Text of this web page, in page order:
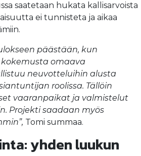
saatetaan hukata kallisarvoista
ei tunnisteta ja aikaa
päästään, kun
omaava
neuvotteluihin alusta
roolissa. Tällöin
vaaranpaikat ja valmistelut
Projekti saadaan myös
Tomi summaa.
yhden luukun